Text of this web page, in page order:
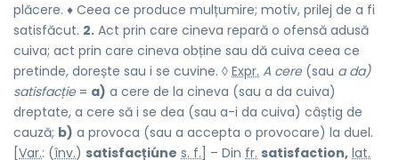
plăcere. ♦ Ceea ce produce mulțumire; motiv, prilej de a fi
satisfăcut. 2. Act prin care cineva repară o ofensă adusă
cuiva; act prin care cineva obține sau dă cuiva ceea ce
pretinde, dorește sau i se cuvine. ◊ Expr. A cere(sau a da)
satisfacție= a) a cere de la cineva (sau a da cuiva)
dreptate, a cere să i se dea (sau a-i da cuiva) câștig de
cauză; b) a provoca (sau a accepta o provocare) la duel.
Var.: (înv.) satisfacțiúne s. f. ] – Din fr. satisfaction, lat.